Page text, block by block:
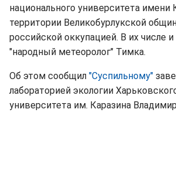
национального университета имени
территории Великобурлукской
российской оккупацией. В их числе
"народный метеоролог" Тимка.
Об этом сообщил "Суспильному"
лабораторией экологии
университета им. Каразина